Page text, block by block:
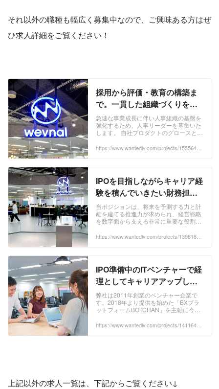
それ以外の職種も幅広く募集中なので、ご興味ある方はぜ
ひ求人詳細をご覧ください！
採用から評価・教育の構築ま
で。一貫した組織づくりを推
進する人事リーダー募集 - 株式
会社wevnalの法人営業の採用
- Wantedly
急速な事業成長に伴い人事組織の基盤を
強化するため、人事リーダーを募集いた
します。 自社プロダクトのグロースとと
https://www.wantedly.com/projects/1555648?
IPOを目指しながらキャリア経
験を積んでいきたい財務担当
者募集！ - 株式会社wevnalの
経理・財務の採用 - Wantedly
当ポジションは、将来を予測する力と計
画を建てる推進力が求められ、経営戦略
を数字面から支える非常に重要な役割と
https://www.wantedly.com/projects/1398184?
IPO準備中のITベンチャーで経
理としてキャリアアップした
い方！ - 株式会社wevnalの経
理・財務の採用 - Wantedly
弊社は2011年創業のベンチャー企業で
す。2018年より提供を始めた「BXプラ
ットフォームBOTCHAN」を主軸に今年2
https://www.wantedly.com/projects/1411645?
上記以外の求人一覧は、下記からご覧ください↓